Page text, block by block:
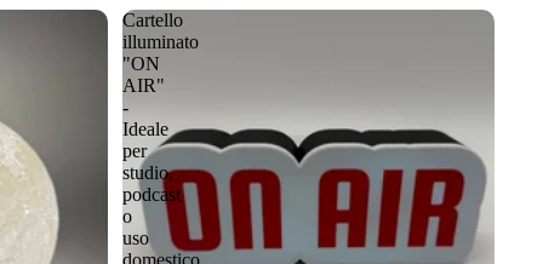
Cartello
illuminato
"ON
AIR"
-
Ideale
per
studio,
podcast
o
uso
domestico